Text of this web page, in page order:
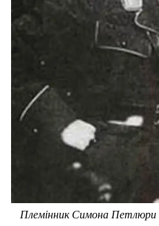
Племінник Симона Петлюри